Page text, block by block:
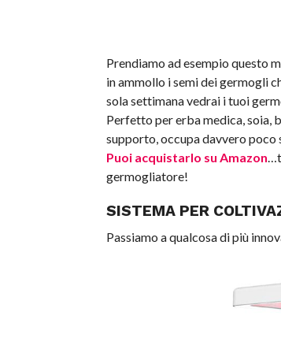
Prendiamo ad esempio questo
in ammollo i semi dei germogli
sola settimana vedrai i tuoi
Perfetto per erba medica, soia,
supporto, occupa davvero
Puoi acquistarlo su Amazon
germogliatore!
SISTEMA PER
Passiamo a qualcosa di più